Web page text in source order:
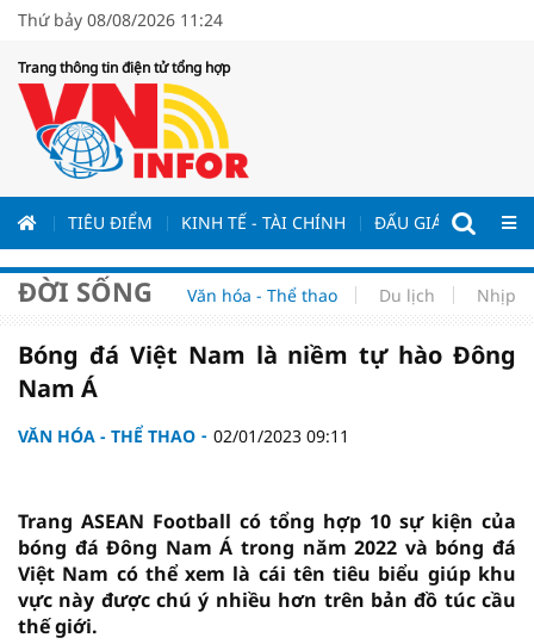
Thứ bảy 08/08/2026 11:24
Trang thông tin điện tử tổng hợp
TIÊU ĐIỂM KINH TẾ - TÀI CHÍNH ĐẤU GIÁ - ĐẤU
ĐỜI SỐNG Văn hóa - Thể thao Du lịch Nhịp
Bóng đá Việt Nam là niềm tự hào Đông
Nam Á
VĂN HÓA - THỂ THAO 02/01/2023 09:11
Trang ASEAN Football có tổng hợp 10 sự kiện của
bóng đá Đông Nam Á trong năm 2022 và bóng đá
Việt Nam có thể xem là cái tên tiêu biểu giúp khu
vực này được chú ý nhiều hơn trên bản đồ túc cầu
thế giới.